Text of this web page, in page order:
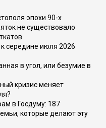
эпохи 90-х
не существовало
середине июля 2026
в угол, или безумие в
кризис меняет
в Госдуму: 187
которые делают эту